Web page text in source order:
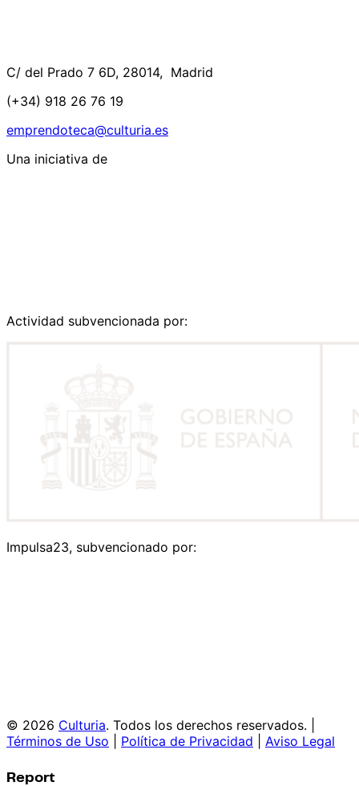
C/ del Prado 7 6D, 28014, Madrid
(+34) 918 26 76 19
emprendoteca@culturia.es
Una iniciativa de
Actividad subvencionada por:
Impulsa23, subvencionado por:
© 2026 Culturia. Todos los derechos reservados. |
Términos de Uso
Política de Privacidad Aviso Legal
Report